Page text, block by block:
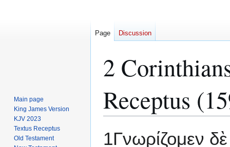
2
Receptus
1Γνωρίζομεν
Page Discussion
Main page
King James Version
KJV 2023
Textus Receptus
Old Testament